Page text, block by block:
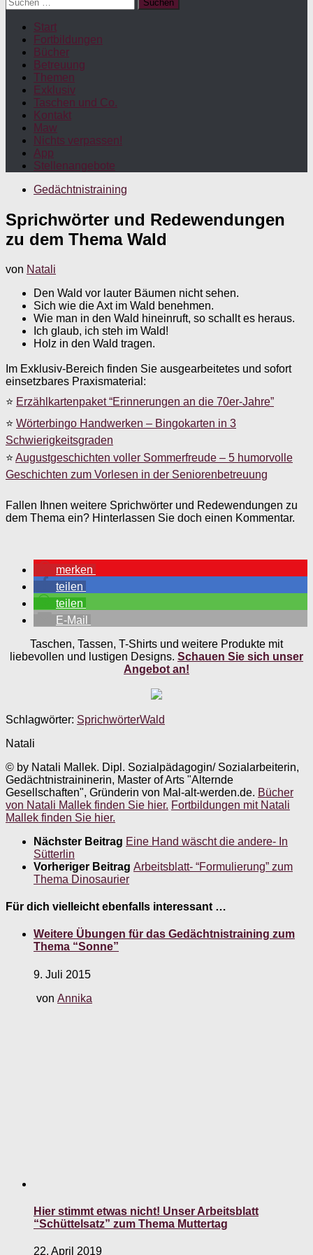
nach:
Start
Fortbildungen
Bücher
Betreuung
Themen
Exklusiv
Taschen und Co.
Kontakt
Maw
Nichts verpassen!
App
Stellenangebote
Gedächtnistraining
Sprichwörter und Redewendungen
zu dem Thema Wald
von Natali
Den Wald vor lauter Bäumen nicht sehen.
Sich wie die Axt im Wald benehmen.
Wie man in den Wald hineinruft, so schallt es heraus.
Ich glaub, ich steh im Wald!
Holz in den Wald tragen.
Im Exklusiv-Bereich finden Sie ausgearbeitetes und sofort
einsetzbares Praxismaterial:
⭐ Erzählkartenpaket “Erinnerungen an die 70er-Jahre”
⭐ Wörterbingo Handwerken – Bingokarten in 3
Schwierigkeitsgraden
⭐ Augustgeschichten voller Sommerfreude – 5 humorvolle
Geschichten zum Vorlesen in der Seniorenbetreuung
Fallen Ihnen weitere Sprichwörter und Redewendungen zu
dem Thema ein? Hinterlassen Sie doch einen Kommentar.
merken
teilen
teilen
E-Mail
Taschen, Tassen, T-Shirts und weitere Produkte mit
liebevollen und lustigen Designs. Schauen Sie sich unser
Angebot an!
Schlagwörter: SprichwörterWald
Natali
© by Natali Mallek. Dipl. Sozialpädagogin/ Sozialarbeiterin,
Gedächtnistraininerin, Master of Arts "Alternde
Gesellschaften", Gründerin von Mal-alt-werden.de. Bücher
von Natali Mallek finden Sie hier. Fortbildungen mit Natali
Mallek finden Sie hier.
Nächster Beitrag Eine Hand wäscht die andere- In
Sütterlin
Vorheriger Beitrag Arbeitsblatt- “Formulierung” zum
Thema Dinosaurier
Für dich vielleicht ebenfalls interessant …
Weitere Übungen für das Gedächtnistraining zum
Thema “Sonne”
9. Juli 2015
von Annika
Hier stimmt etwas nicht! Unser Arbeitsblatt
“Schüttelsatz” zum Thema Muttertag
22. April 2019